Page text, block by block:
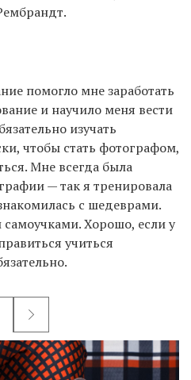
помогло мне заработать
и научило меня вести
изучать
чтобы стать фотографом,
Мне всегда была
— так я тренировала
с шедеврами.
Хорошо, если у
учиться